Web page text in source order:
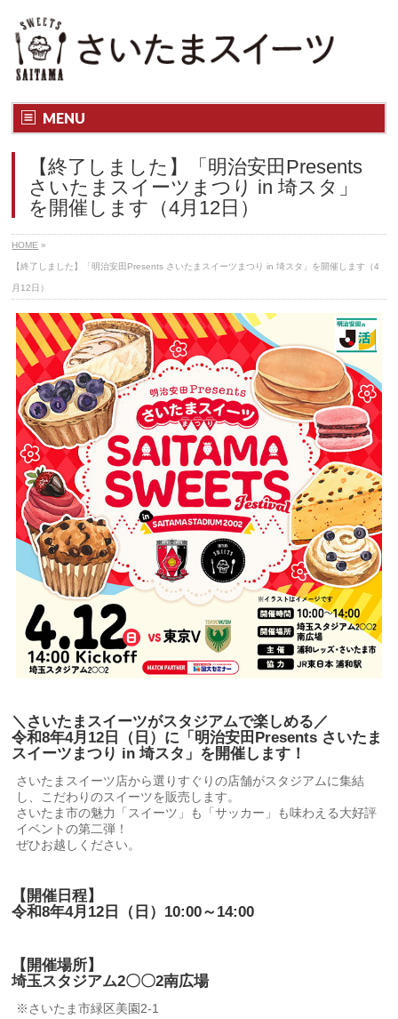
さいたま市内のスイーツ店の魅力・楽しみ方がわかる「さいたまス
イーツ」
MENU
【終了しました】「明治安田Presents
さいたまスイーツまつり in 埼スタ」
を開催します（4月12日）
HOME »
【終了しました】「明治安田Presents さいたまスイーツまつり in 埼スタ」を開催します（4
月12日）
＼さいたまスイーツがスタジアムで楽しめる／
令和8年4月12日（日）に「明治安田Presents さいたま
スイーツまつり in 埼スタ」を開催します！
さいたまスイーツ店から選りすぐりの店舗がスタジアムに集結
し、こだわりのスイーツを販売します。
さいたま市の魅力「スイーツ」も「サッカー」も味わえる大好評
イベントの第二弾！
ぜひお越しください。
【開催日程】
令和8年4月12日（日）10:00～14:00
【開催場所】
埼玉スタジアム2〇〇2南広場
※さいたま市緑区美園2-1